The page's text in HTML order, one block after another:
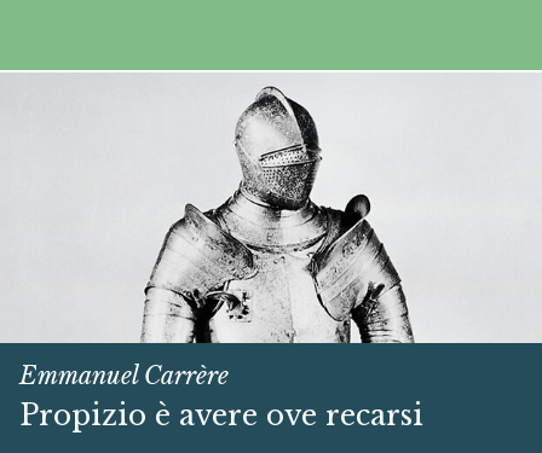
Emmanuel Carrère
Propizio è avere ove recarsi